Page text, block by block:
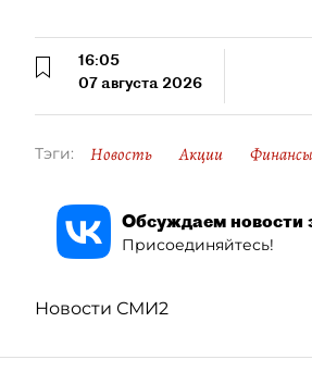
16:05
07 августа 2026
Тэги: Новость Акции Финансы
Обсуждаем новости
Присоединяйтесь!
Новости СМИ2